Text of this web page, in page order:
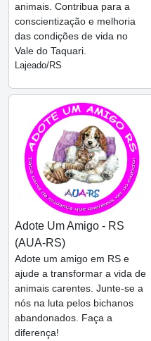
animais. Contribua para a
conscientização e melhoria
das condições de vida no
Vale do Taquari.
Lajeado/RS
Adote Um Amigo - RS
(AUA-RS)
Adote um amigo em RS e
ajude a transformar a vida de
animais carentes. Junte-se a
nós na luta pelos bichanos
abandonados. Faça a
diferença!